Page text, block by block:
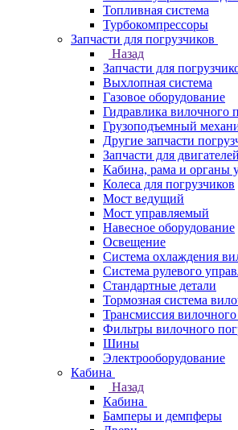
Топливная система
Турбокомпрессоры
Запчасти для погрузчиков
Назад
Запчасти для
Выхлопная система
Газовое оборудование
Гидравлика вилочного
Грузоподъемный
Другие запчасти
Запчасти для двигателей
Кабина, рама и органы
Колеса для погрузчиков
Мост ведущий
Мост управляемый
Навесное оборудование
Освещение
Система охлаждения
Система рулевого
Стандартные детали
Тормозная система
Трансмиссия вилочного
Фильтры вилочного
Шины
Электрооборудование
Кабина
Назад
Кабина
Бамперы и демпферы